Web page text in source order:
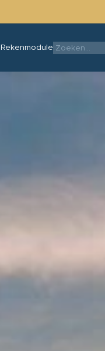
Rekenmodule